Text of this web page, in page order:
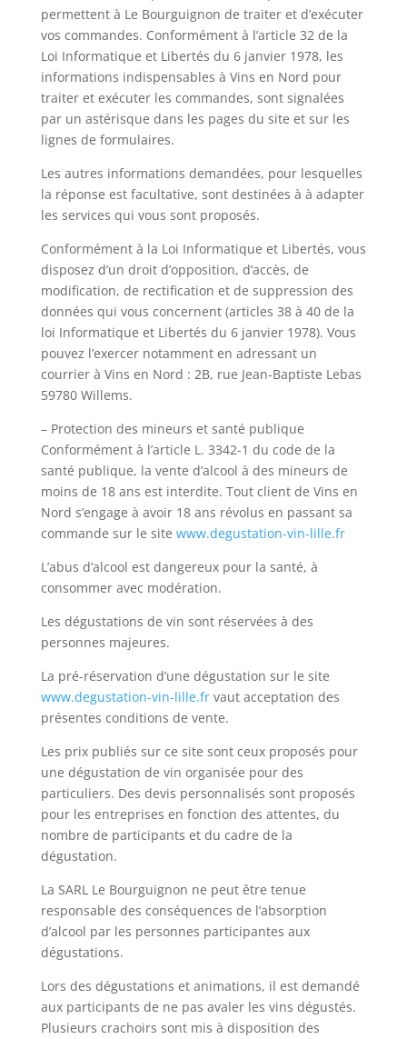
permettent à Le Bourguignon de traiter et d’exécuter
vos commandes. Conformément à l’article 32 de la
Loi Informatique et Libertés du 6 janvier 1978, les
informations indispensables à Vins en Nord pour
traiter et exécuter les commandes, sont signalées
par un astérisque dans les pages du site et sur les
lignes de formulaires.
Les autres informations demandées, pour lesquelles
la réponse est facultative, sont destinées à à adapter
les services qui vous sont proposés.
Conformément à la Loi Informatique et Libertés, vous
disposez d’un droit d’opposition, d’accès, de
modification, de rectification et de suppression des
données qui vous concernent (articles 38 à 40 de la
loi Informatique et Libertés du 6 janvier 1978). Vous
pouvez l’exercer notamment en adressant un
courrier à Vins en Nord : 2B, rue Jean-Baptiste Lebas
59780 Willems.
– Protection des mineurs et santé publique
Conformément à l’article L. 3342-1 du code de la
santé publique, la vente d’alcool à des mineurs de
moins de 18 ans est interdite. Tout client de Vins en
Nord s’engage à avoir 18 ans révolus en passant sa
commande sur le site www.degustation-vin-lille.fr
L’abus d’alcool est dangereux pour la santé, à
consommer avec modération.
Les dégustations de vin sont réservées à des
personnes majeures.
La pré-réservation d’une dégustation sur le site
www.degustation-vin-lille.frvaut acceptation des
présentes conditions de vente.
Les prix publiés sur ce site sont ceux proposés pour
une dégustation de vin organisée pour des
particuliers. Des devis personnalisés sont proposés
pour les entreprises en fonction des attentes, du
nombre de participants et du cadre de la
dégustation.
La SARL Le Bourguignon ne peut être tenue
responsable des conséquences de l’absorption
d’alcool par les personnes participantes aux
dégustations.
Lors des dégustations et animations, il est demandé
aux participants de ne pas avaler les vins dégustés.
Plusieurs crachoirs sont mis à disposition des